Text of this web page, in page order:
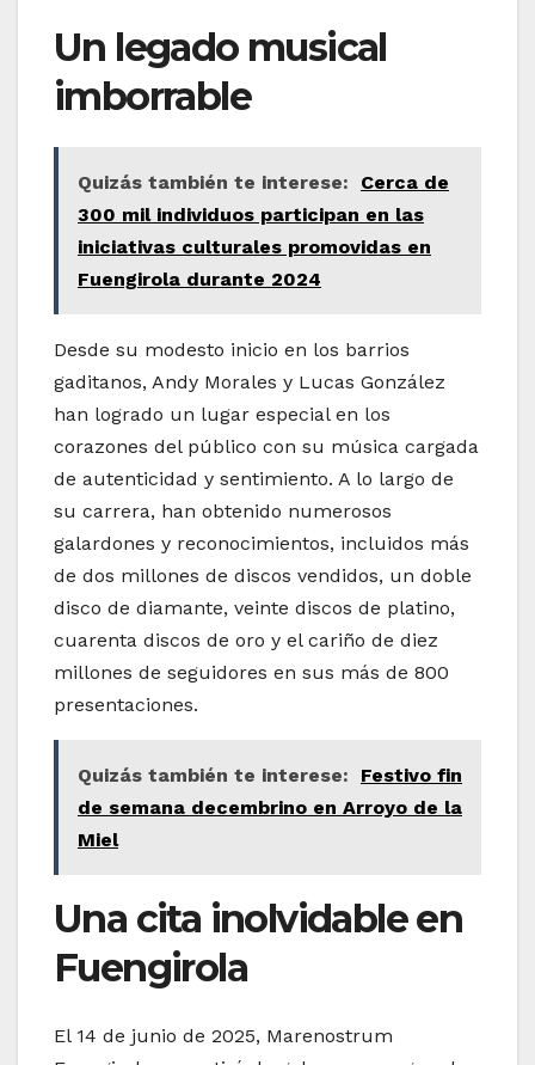
Un legado musical
imborrable
Quizás también te interese:
Cerca de
300 mil individuos participan en las
iniciativas culturales promovidas en
Fuengirola durante 2024
Desde su modesto inicio en los barrios
gaditanos, Andy Morales y Lucas González
han logrado un lugar especial en los
corazones del público con su música cargada
de autenticidad y sentimiento. A lo largo de
su carrera, han obtenido numerosos
galardones y reconocimientos, incluidos más
de dos millones de discos vendidos, un doble
disco de diamante, veinte discos de platino,
cuarenta discos de oro y el cariño de diez
millones de seguidores en sus más de 800
presentaciones.
Quizás también te interese:
Festivo fin
de semana decembrino en Arroyo de la
Miel
Una cita inolvidable en
Fuengirola
El 14 de junio de 2025, Marenostrum